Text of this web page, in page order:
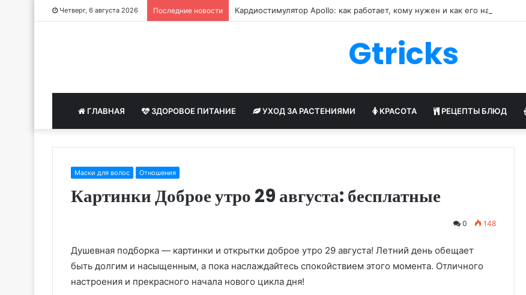
Четверг, 6 августа 2026 Последние новости Кардиостимулятор Apollo: как работает, кому нужен и как его настраивают
Gtricks
ГЛАВНАЯ ЗДОРОВОЕ ПИТАНИЕ УХОД ЗА РАСТЕНИЯМИ КРАСОТА РЕЦЕПТЫ БЛЮД
Маски для волос Отношения
Картинки Доброе утро 29 августа: бесплатные
0 148
Душевная подборка — картинки и открытки доброе утро 29 августа! Летний день обещает
быть долгим и насыщенным, а пока наслаждайтесь спокойствием этого момента. Отличного
настроения и прекрасного начала нового цикла дня!